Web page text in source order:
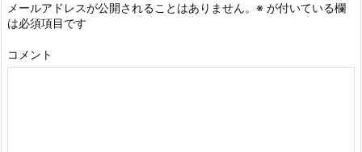
メールアドレスが公開されることはありません。 ※ が付いている欄
は必須項目です
コメント